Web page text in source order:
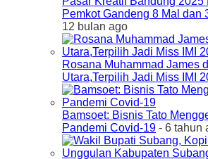
Pemkot Gandeng 8 Mal dan
12 bulan ago
Rosana Muhammad James
Utara,Terpilih Jadi Miss IMI
Bamsoet: Bisnis Tato
Pandemi Covid-19 - 6 tahun